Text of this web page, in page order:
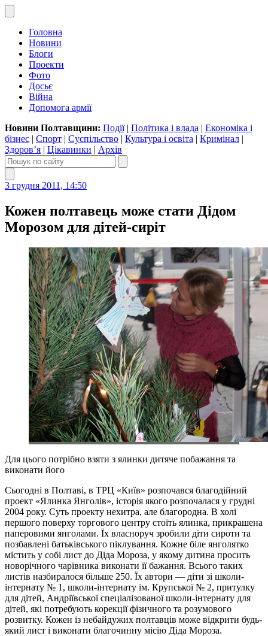
Головна
Новини
Блоги
Проекти
Фото
Досьє
Війна
Допомога армії
Новини Полтавщини: Події| Політика і влада | Економіка і
бізнес | Спорт | Суспільство | Культура і освіта | Кримінал |
Здоров’я | Цікавинки | Архів
3 грудня 2011, 14:50
Кожен полтавець може стати Дідом
Морозом для дітей-сиріт
Для цього потрібно взяти з ялинки дитяче побажання та
виконати його
Сьогодні в Полтаві, в ТРЦ «Київ» розпочався благодійний
проект «Ялинка Янголів», історія якого розпочалася у грудні
2004 року. Суть проекту нехитра, але благородна. В холі
першого поверху торгового центру стоїть ялинка, прикрашена
паперовими янголами. Їх власноруч зробили діти сироти та
позбавлені батьківського піклування. Кожне біле янголятко
містить у собі лист до Діда Мороза, у якому дитина просить
новорічного чарівника виконати її бажання. Всього таких
листів назбиралося більше 250. Їх автори — діти зі школи-
інтернату № 1, школи-інтернату ім. Крупської № 2, притулку
для дітей, Андріївської спеціалізованої школи-інтернату для
дітей, які потребують корекції фізичного та розумового
розвитку. Кожен із небайдужих полтавців може відкрити будь-
який лист і виконати благочинну місію Діда Мороза.